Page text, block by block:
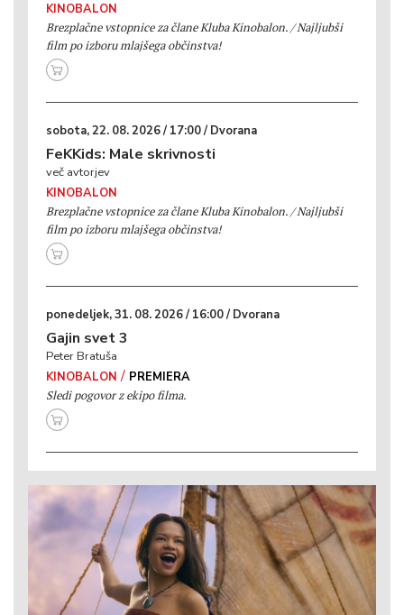
KINOBALON
Brezplačne vstopnice za člane Kluba Kinobalon. / Najljubši
film po izboru mlajšega občinstva!
sobota, 22. 08. 2026 / 17:00 / Dvorana
FeKKids: Male skrivnosti
več avtorjev
KINOBALON
Brezplačne vstopnice za člane Kluba Kinobalon. / Najljubši
film po izboru mlajšega občinstva!
ponedeljek, 31. 08. 2026 / 16:00 / Dvorana
Gajin svet 3
Peter Bratuša
KINOBALON / PREMIERA
Sledi pogovor z ekipo filma.